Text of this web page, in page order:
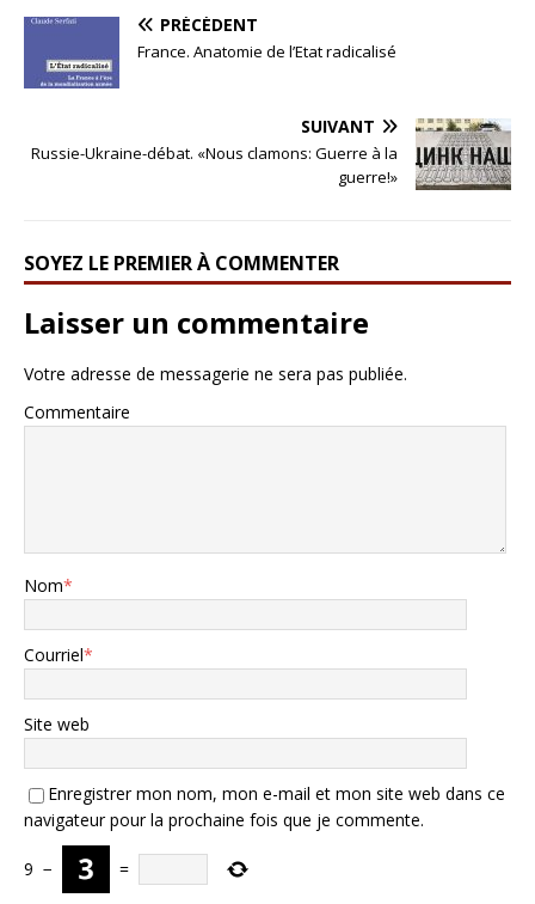
PRÉCÉDENT
France. Anatomie de l’Etat radicalisé
SUIVANT
Russie-Ukraine-débat. «Nous clamons: Guerre à la
guerre!»
SOYEZ LE PREMIER À COMMENTER
Laisser un commentaire
Votre adresse de messagerie ne sera pas publiée.
Commentaire
Nom*
Courriel*
Site web
Enregistrer mon nom, mon e-mail et mon site web dans ce
navigateur pour la prochaine fois que je commente.
9 − =